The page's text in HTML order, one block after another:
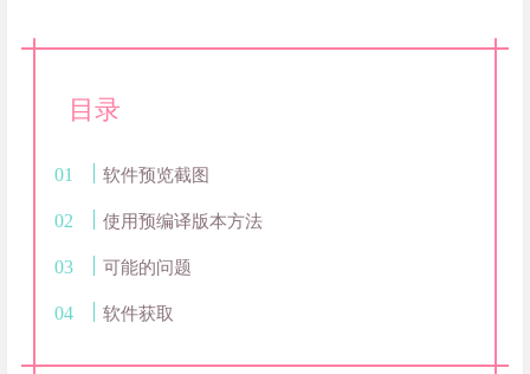
目录
软件预览截图
使用预编译版本方法
可能的问题
软件获取